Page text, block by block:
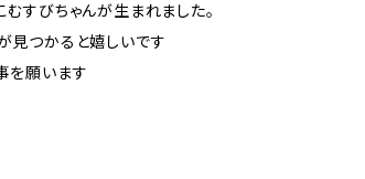
すびちゃんが生まれました。
見つかると嬉しいです
を願います